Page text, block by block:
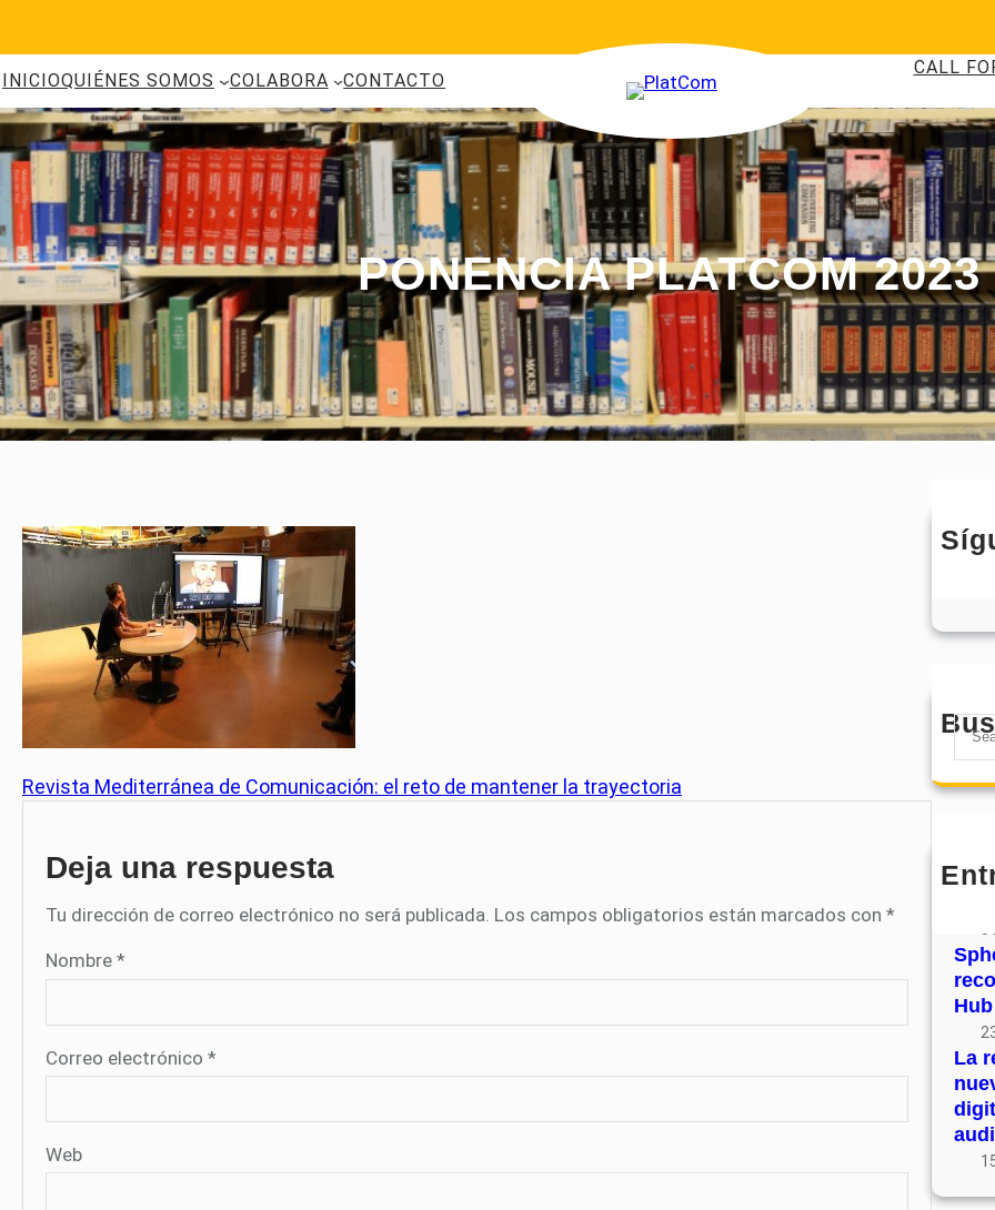
INICIOQUIÉNES SOMOS COLABORA CONTACTO
CALL
PONENCIA PLATCOM 2023
Revista Mediterránea de Comunicación: el reto de mantener la trayectoria
Deja una respuesta
Tu dirección de correo electrónico no será publicada. Los campos obligatorios están marcados con *
Nombre *
Correo electrónico *
Web
S
a
Hub
La